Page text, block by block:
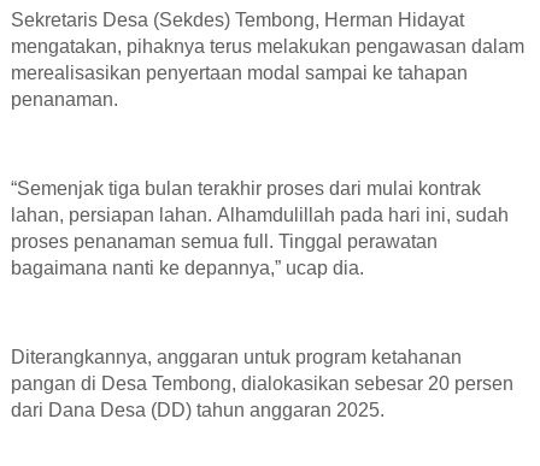
Sekretaris Desa (Sekdes) Tembong, Herman Hidayat
mengatakan, pihaknya terus melakukan pengawasan dalam
merealisasikan penyertaan modal sampai ke tahapan
penanaman.
“Semenjak tiga bulan terakhir proses dari mulai kontrak
lahan, persiapan lahan. Alhamdulillah pada hari ini, sudah
proses penanaman semua full. Tinggal perawatan
bagaimana nanti ke depannya,” ucap dia.
Diterangkannya, anggaran untuk program ketahanan
pangan di Desa Tembong, dialokasikan sebesar 20persen
dari Dana Desa (DD) tahun anggaran 2025.